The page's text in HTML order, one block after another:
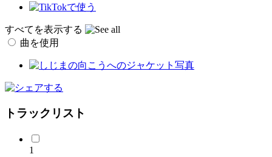
すべてを表示する
曲を使用
トラックリスト
1